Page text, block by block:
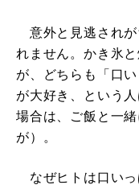
意外と見逃されが
れません。かき氷
が、どちらも「口
が大好き、という
場合は、ご飯と一
が）。
なぜヒトは口いっ